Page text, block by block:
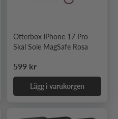
Otterbox iPhone 17 Pro
Skal Sole MagSafe Rosa
Ordinarie pris
599 kr
Lägg i varukorgen